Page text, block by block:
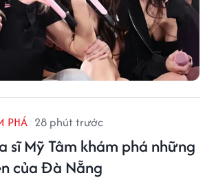
PHÁ 28 phút trước
sĩ Mỹ Tâm khám phá những
của Đà Nẵng